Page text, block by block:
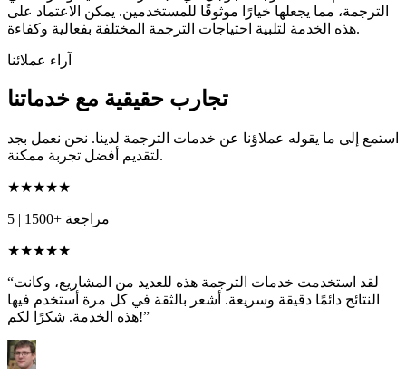
الترجمة، مما يجعلها خيارًا موثوقًا للمستخدمين. يمكن الاعتماد على
هذه الخدمة لتلبية احتياجات الترجمة المختلفة بفعالية وكفاءة.
آراء عملائنا
تجارب حقيقية مع خدماتنا
استمع إلى ما يقوله عملاؤنا عن خدمات الترجمة لدينا. نحن نعمل بجد
لتقديم أفضل تجربة ممكنة.
★★★★★
5 | 1500+ مراجعة
★★★★★
“لقد استخدمت خدمات الترجمة هذه للعديد من المشاريع، وكانت
النتائج دائمًا دقيقة وسريعة. أشعر بالثقة في كل مرة أستخدم فيها
هذه الخدمة. شكرًا لكم!”